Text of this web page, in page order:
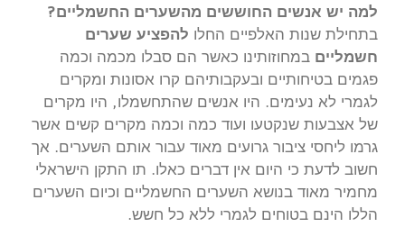
למה יש אנשים החוששים מהשערים החשמליים?
בתחילת שנות האלפיים החלו להפציע שערים
חשמליים במחוזותינו כאשר הם סבלו מכמה וכמה
פגמים בטיחותיים ובעקבותיהם קרו אסונות ומקרים
לגמרי לא נעימים. היו אנשים שהתחשמלו, היו מקרים
של אצבעות שנקטעו ועוד כמה וכמה מקרים קשים אשר
גרמו ליחסי ציבור גרועים מאוד עבור אותם השערים. אך
חשוב לדעת כי היום אין דברים כאלו. תו התקן הישראלי
מחמיר מאוד בנושא השערים החשמליים וכיום השערים
הללו הינם בטוחים לגמרי ללא כל חשש.